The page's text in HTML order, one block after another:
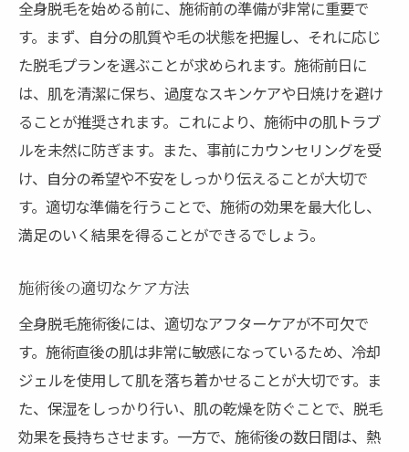
全身脱毛を始める前に、施術前の準備が非常に重要で
す。まず、自分の肌質や毛の状態を把握し、それに応じ
た脱毛プランを選ぶことが求められます。施術前日に
は、肌を清潔に保ち、過度なスキンケアや日焼けを避け
ることが推奨されます。これにより、施術中の肌トラブ
ルを未然に防ぎます。また、事前にカウンセリングを受
け、自分の希望や不安をしっかり伝えることが大切で
す。適切な準備を行うことで、施術の効果を最大化し、
満足のいく結果を得ることができるでしょう。
施術後の適切なケア方法
全身脱毛施術後には、適切なアフターケアが不可欠で
す。施術直後の肌は非常に敏感になっているため、冷却
ジェルを使用して肌を落ち着かせることが大切です。ま
た、保湿をしっかり行い、肌の乾燥を防ぐことで、脱毛
効果を長持ちさせます。一方で、施術後の数日間は、熱